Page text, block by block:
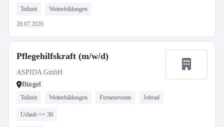
Teilzeit Weiterbildungen
28.07.2026
Pflegehilfskraft (m/w/d)
ASPIDA GmbH
Bürgel
Teilzeit Weiterbildungen Firmenevents Jobrad
Urlaub >= 30